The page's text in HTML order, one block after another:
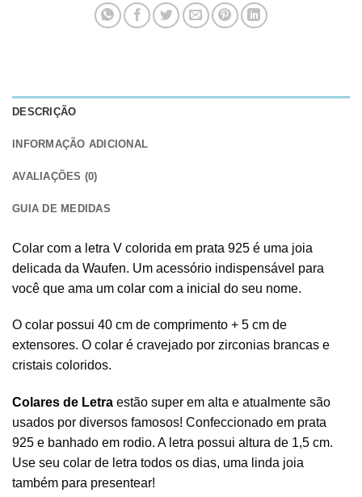
DESCRIÇÃO
INFORMAÇÃO ADICIONAL
AVALIAÇÕES (0)
GUIA DE MEDIDAS
Colar com a letra V colorida em prata 925 é uma joia
delicada da Waufen. Um acessório indispensável para
você que ama um colar com a inicial do seu nome.
O colar possui 40 cm de comprimento + 5 cm de
extensores. O colar é cravejado por zirconias brancas e
cristais coloridos.
Colares de Letra estão super em alta e atualmente são
usados por diversos famosos! Confeccionado em prata
925 e banhado em rodio. A letra possui altura de 1,5 cm.
Use seu colar de letra todos os dias, uma linda joia
também para presentear!